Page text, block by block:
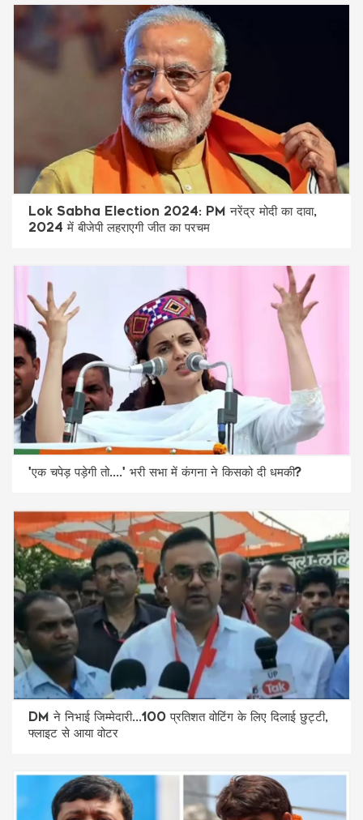
Lok Sabha Election 2024: PM नरेंद्र मोदी का दावा,
2024 में बीजेपी लहराएगी जीत का परचम
'एक चपेड़ पड़ेगी तो....' भरी सभा में कंगना ने किसको दी धमकी?
DM ने निभाई जिम्मेदारी...100 प्रतिशत वोटिंग के लिए दिलाई छुट्टी,
फ्लाइट से आया वोटर